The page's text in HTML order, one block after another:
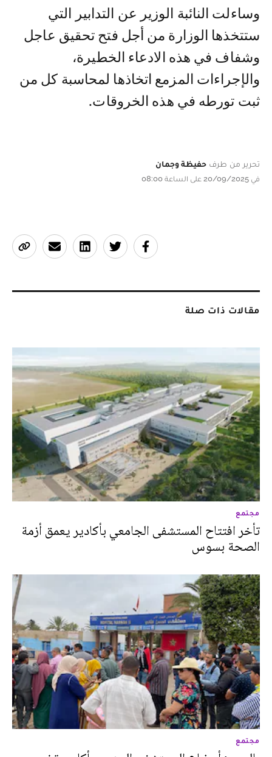
وساءلت النائبة الوزير عن التدابير التي
ستتخذها الوزارة من أجل فتح تحقيق عاجل
وشفاف في هذه الادعاء الخطيرة،
والإجراءات المزمع اتخاذها لمحاسبة كل من
ثبت تورطه في هذه الخروقات.
تحرير من طرف حفيظة وجمان
في 20/09/2025 على الساعة 08:00
مقالات ذات صلة
مجتمع
تأخر افتتاح المستشفى الجامعي بأكادير يعمق أزمة
الصحة بسوس
مجتمع